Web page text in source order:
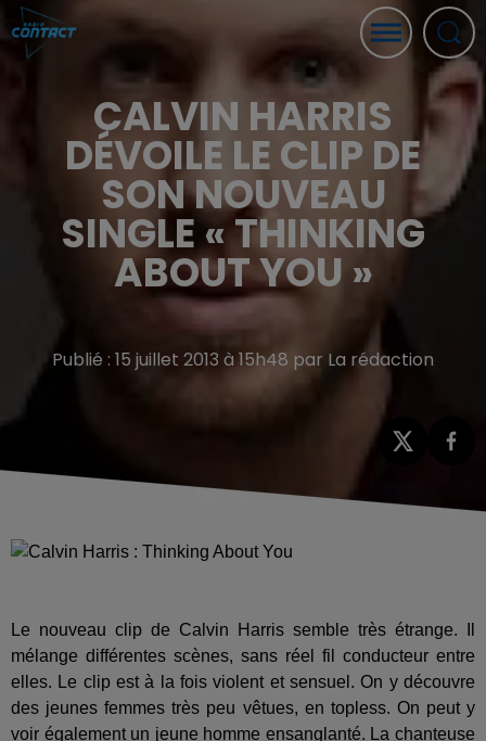
CALVIN HARRIS
DÉVOILE LE CLIP DE
SON NOUVEAU
SINGLE « THINKING
ABOUT YOU »
Publié : 15 juillet 2013 à 15h48 par La rédaction
Le nouveau clip de Calvin Harris semble très étrange. Il
mélange différentes scènes, sans réel fil conducteur entre
elles. Le clip est à la fois violent et sensuel. On y découvre
des jeunes femmes très peu vêtues, en topless. On peut y
voir également un jeune homme ensanglanté. La chanteuse